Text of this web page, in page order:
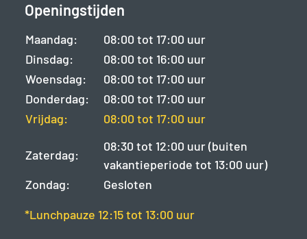
Openingstijden
Maandag:
08:00 tot 17:00 uur
Dinsdag:
08:00 tot 16:00 uur
Woensdag:
08:00 tot 17:00 uur
Donderdag:
08:00 tot 17:00 uur
Vrijdag:
08:00 tot 17:00 uur
Zaterdag:
08:30 tot 12:00 uur (buiten
vakantieperiode tot 13:00 uur)
Zondag:
Gesloten
*Lunchpauze 12:15 tot 13:00 uur